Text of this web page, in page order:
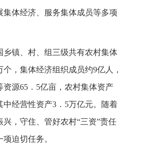
集体经济、服务集体成员等多项
乡镇、村、组三级共有农村集体
个，集体经济组织成员约9亿人，
资源65．5亿亩，农村集体资产
中经营性资产3．5万亿元。随着
兴，守住、管好农村“三资”责任
迫切任务。